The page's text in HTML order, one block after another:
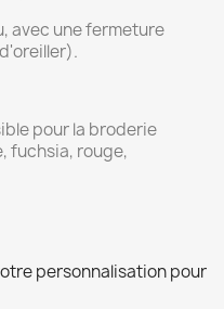
avec une fermeture
pour la broderie
fuchsia, rouge,
personnalisation pour